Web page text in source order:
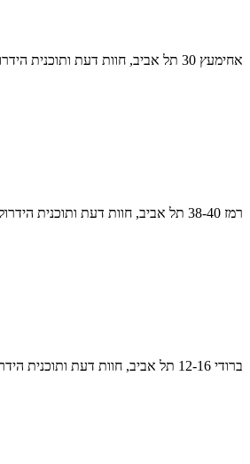
אחימעץ 30 תל אביב, חוות דעת ותוכנית הידרולוגית לניהול מי גר
רמז 38-40 תל אביב, חוות דעת ותוכנית הידרולוגית לניהול מי נגר
ברודי 12-16 תל אביב, חוות דעת ותוכנית הידרולוגית לניהול מי נגר